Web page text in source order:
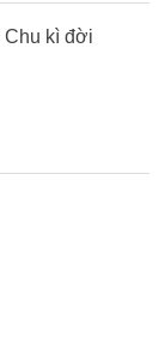
Chu kì đời